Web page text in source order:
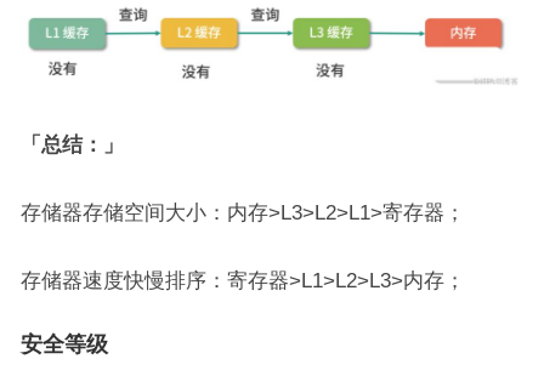
「总结：」
存储器存储空间大小：内存>L3>L2>L1>寄存器；
存储器速度快慢排序：寄存器>L1>L2>L3>内存；
安全等级